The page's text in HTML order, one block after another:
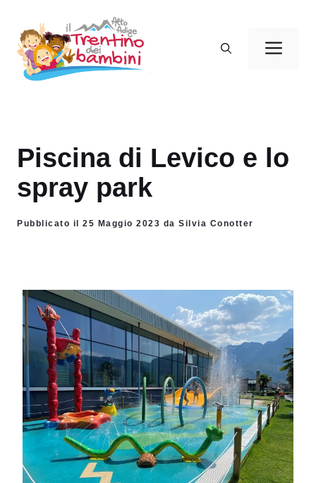
contenuto
Piscina di Levico e lo
spray park
Pubblicato il 25 Maggio 2023 da Silvia Conotter